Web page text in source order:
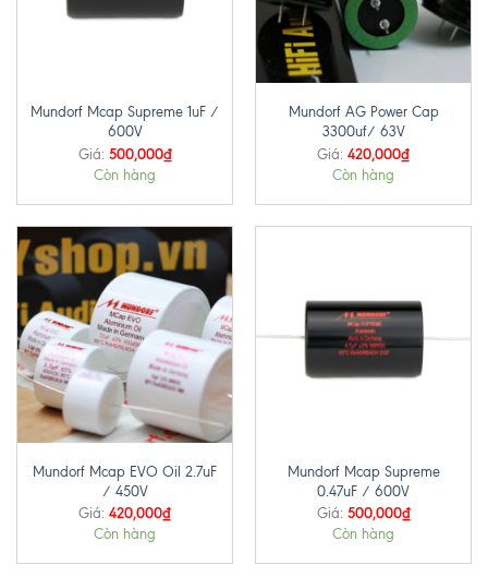
Mundorf Mcap Supreme 1uF /
600V
Giá: 500,000₫
Còn hàng
Mundorf AG Power Cap
3300uf/ 63V
Giá: 420,000₫
Còn hàng
Mundorf Mcap EVO Oil 2.7uF
/ 450V
Giá: 420,000₫
Còn hàng
Mundorf Mcap Supreme
0.47uF / 600V
Giá: 500,000₫
Còn hàng